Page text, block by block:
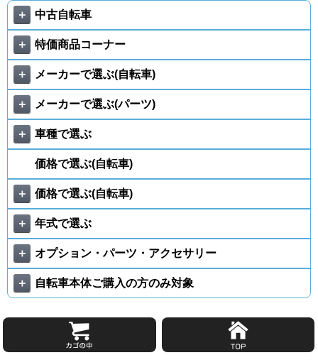
＋ 中古自転車
＋ 特価商品コーナー
＋ メーカーで選ぶ(自転車)
＋ メーカーで選ぶ(パーツ)
＋ 車種で選ぶ
価格で選ぶ(自転車)
＋ 価格で選ぶ(自転車)
＋ 年式で選ぶ
＋ オプション・パーツ・アクセサリー
＋ 自転車本体ご購入の方のみ対象